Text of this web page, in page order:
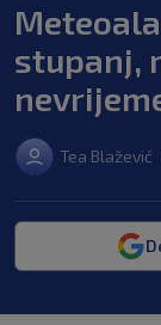
stupanj,
Tea Blažević